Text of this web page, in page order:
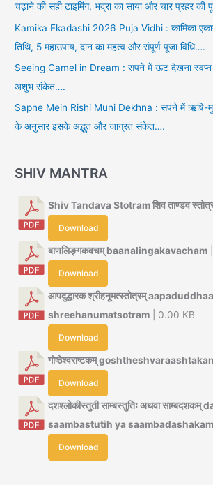
चढ़ाने की सही टाइमिंग, भद्रा का साया और चार प्रहर की
Kamika Ekadashi 2026 Puja Vidhi : कामिका
तिथि, 5 महाउपाय, दान का महत्व और संपूर्ण पूजा विधि….
Seeing Camel in Dream : सपने में ऊंट देखना
अशुभ संकेत….
Sapne Mein Rishi Muni Dekhna : सपने में ऋषि-
के अनुसार इसके अद्भुत और जाग्रत संकेत….
SHIV MANTRA
Shiv Tandava Stotram शिव ताण्डव
Download
बाणलिङ्गकवचम् baanalingakavacham
Download
आपदुद्धारक श्रीहनूमत्स्तोत्रम्
shreehanumatsotram | 0.00 KB
Download
गोष्ठेश्वराष्टकम्
Download
दशश्लोकीस्तुती साम्बस्तुतिः अथवा
saambastutih ya saambadashakam
Download